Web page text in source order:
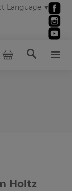
Language ▼
Holtz